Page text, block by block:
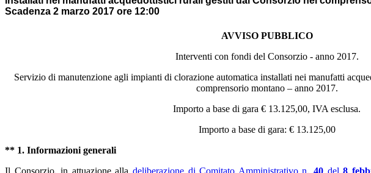
Scadenza 2 marzo 2017 ore 12:00
AVVISO PUBBLICO
Interventi con fondi del Consorzio - anno 2017.
Servizio di manutenzione agli impianti di clorazione automatica installati nei manufatti
comprensorio montano – anno 2017.
Importo a base di gara € 13.125,00, IVA esclusa.
Importo a base di gara: € 13.125,00
** 1. Informazioni generali
Il Consorzio, in attuazione alladeliberazione di Comitato Amministrativo n.40 del8